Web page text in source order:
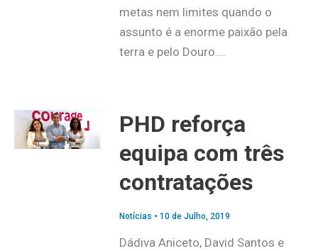
metas nem limites quando o
assunto é a enorme paixão pela
terra e pelo Douro….
PHD reforça
equipa com três
contratações
Notícias • 10 de Julho, 2019
Dádiva Aniceto, David Santos e